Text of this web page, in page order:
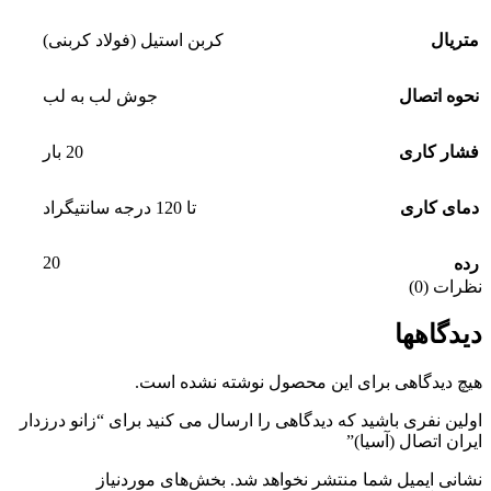
متریال کربن استیل (فولاد کربنی)
نحوه اتصال جوش لب به لب
فشار کاری 20 بار
دمای کاری تا 120 درجه سانتیگراد
رده
20
نظرات (0)
دیدگاهها
هیچ دیدگاهی برای این محصول نوشته نشده است.
اولین نفری باشید که دیدگاهی را ارسال می کنید برای “زانو درزدار
ایران اتصال (آسیا)”
نشانی ایمیل شما منتشر نخواهد شد. بخش‌های موردنیاز